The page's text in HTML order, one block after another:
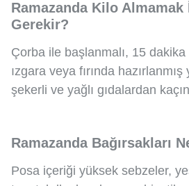
Ramazanda Kilo Almamak
Gerekir?
Çorba ile başlanmalı, 15 dakika
ızgara veya fırında
şekerli ve yağlı gıdalardan
Ramazanda Bağırsakları
Posa içeriği yüksek sebzeler,